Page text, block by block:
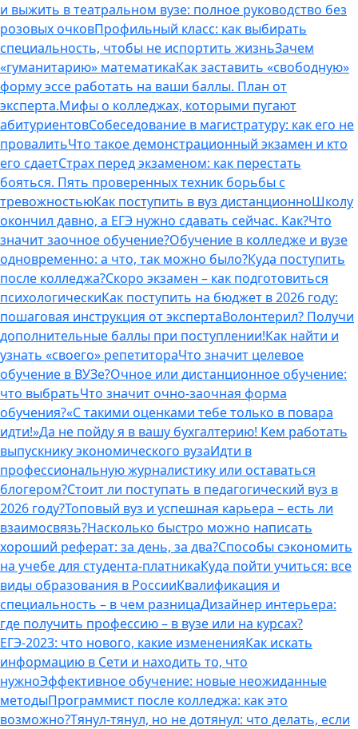
и выжить в театральном вузе: полное руководство без
розовых очковПрофильный класс: как выбирать
специальность, чтобы не испортить жизньЗачем
«гуманитарию» математикаКак заставить «свободную»
форму эссе работать на ваши баллы. План от
эксперта.Мифы о колледжах, которыми пугают
абитуриентовСобеседование в магистратуру: как его не
провалитьЧто такое демонстрационный экзамен и кто
его сдаетСтрах перед экзаменом: как перестать
бояться. Пять проверенных техник борьбы с
тревожностьюКак поступить в вуз дистанционноШколу
окончил давно, а ЕГЭ нужно сдавать сейчас. Как?Что
значит заочное обучение?Обучение в колледже и вузе
одновременно: а что, так можно было?Куда поступить
после колледжа?Скоро экзамен – как подготовиться
психологическиКак поступить на бюджет в 2026 году:
пошаговая инструкция от экспертаВолонтерил? Получи
дополнительные баллы при поступлении!Как найти и
узнать «своего» репетитораЧто значит целевое
обучение в ВУЗе?Очное или дистанционное обучение:
что выбратьЧто значит очно-заочная форма
обучения?«С такими оценками тебе только в повара
идти!»Да не пойду я в вашу бухгалтерию! Кем работать
выпускнику экономического вузаИдти в
профессиональную журналистику или оставаться
блогером?Стоит ли поступать в педагогический вуз в
2026 году?Топовый вуз и успешная карьера – есть ли
взаимосвязь?Насколько быстро можно написать
хороший реферат: за день, за два?Способы сэкономить
на учебе для студента-платникаКуда пойти учиться: все
виды образования в РоссииКвалификация и
специальность – в чем разницаДизайнер интерьера:
где получить профессию – в вузе или на курсах?
ЕГЭ-2023: что нового, какие измененияКак искать
информацию в Сети и находить то, что
нужноЭффективное обучение: новые неожиданные
методыПрограммист после колледжа: как это
возможно?Тянул-тянул, но не дотянул: что делать, если